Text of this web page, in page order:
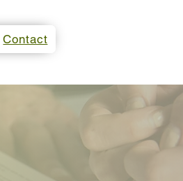
Contact